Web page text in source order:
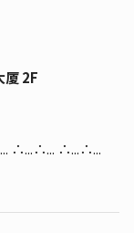
2F
∴...∴... ∴...∴...